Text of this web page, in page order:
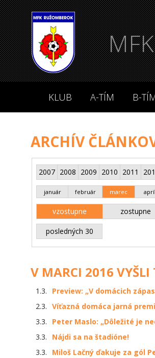
MFK
KLUB A-TÍM B-
ARCHÍV
2007 2008 2009 2010 2011
január február marec apríl
vzostupne zostupne
posledných 30
V MARCI 2016 VYŠLI
1.3.
Preview: „V domácich
2.3. Víťazná domáca jarná
3.3.
Peter Maslo: „Dôležité je
3.3.
Nájdi sa na štadióne!
3.3.
Miloš Lačný ďakuje za gól